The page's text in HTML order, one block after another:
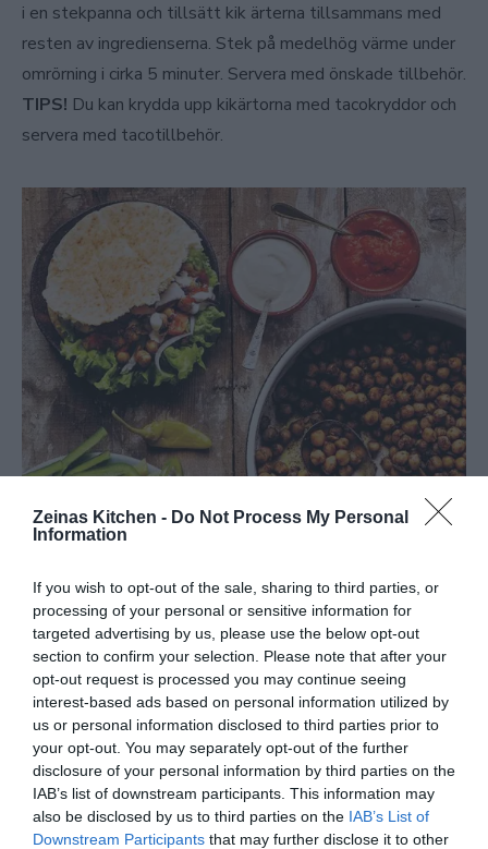
Zeinas Kitchen - Do Not Process My Personal
Information
If you wish to opt-out of the sale, sharing to third parties, or
processing of your personal or sensitive information for
targeted advertising by us, please use the below opt-out
section to confirm your selection. Please note that after your
opt-out request is processed you may continue seeing
interest-based ads based on personal information utilized by
us or personal information disclosed to third parties prior to
your opt-out. You may separately opt-out of the further
disclosure of your personal information by third parties on the
IAB’s list of downstream participants. This information may
also be disclosed by us to third parties on the IAB’s List of
Downstream Participants that may further disclose it to other
i en stekpanna och tillsätt kik ärterna tillsammans med
resten av ingredienserna. Stek på medelhög värme under
omrörning i cirka 5 minuter. Servera med önskade tillbehör.
TIPS! Du kan krydda upp kikärtorna med tacokryddor och
servera med tacotillbehör.
Torsdag-Dillkött
Vegetariskt alternativ-Persiskt dillris(saffranet
kan uteslutas)